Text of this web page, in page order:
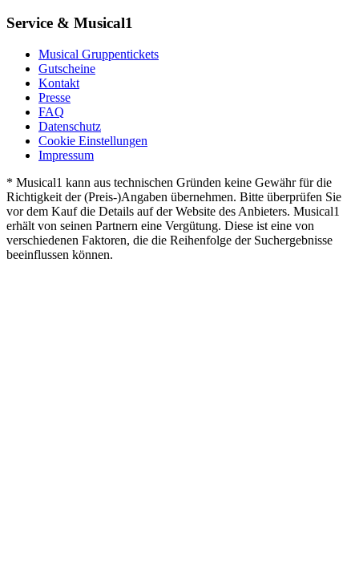
Service & Musical1
Musical Gruppentickets
Gutscheine
Kontakt
Presse
FAQ
Datenschutz
Cookie Einstellungen
Impressum
* Musical1 kann aus technischen Gründen keine Gewähr für die
Richtigkeit der (Preis-)Angaben übernehmen. Bitte überprüfen Sie
vor dem Kauf die Details auf der Website des Anbieters. Musical1
erhält von seinen Partnern eine Vergütung. Diese ist eine von
verschiedenen Faktoren, die die Reihenfolge der Suchergebnisse
beeinflussen können.